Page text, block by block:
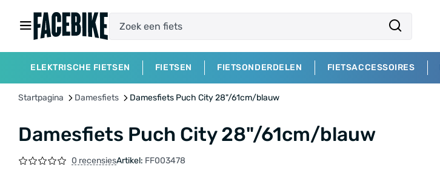
ELEKTRISCHE FIETSEN FIETSEN FIETSONDERDELEN FIETSACCESSOIRES
Startpagina Damesfiets Damesfiets Puch City 28"/61cm/blauw
Damesfiets Puch City 28"/61cm/blauw
0 recensiesArtikel: FF003478